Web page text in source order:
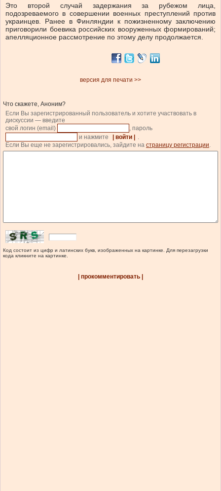
Это второй случай задержания за рубежом лица,
подозреваемого в совершении военных преступлений против
украинцев. Ранее в Финляндии к пожизненному заключению
приговорили боевика российских вооруженных формирований;
апелляционное рассмотрение по этому делу продолжается.
версия для печати >>
Что скажете, Аноним?
Если Вы зарегистрированный пользователь и хотите участвовать в
дискуссии — введите
свой логин (email)
, пароль
и нажмите
| войти |
.
Если Вы еще не зарегистрировались, зайдите на страницу регистрации.
Код состоит из цифр и латинских букв, изображенных на картинке. Для перезагрузки
кода кликните на картинке.
| прокомментировать |